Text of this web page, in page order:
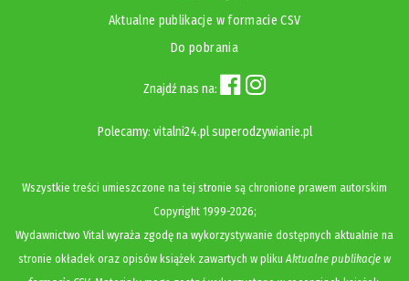
Aktualne publikacje w formacie CSV
Do pobrania
Znajdź nas na:
Polecamy: vitalni24.pl superodzywianie.pl
Wszystkie treści umieszczone na tej stronie są chronione prawem autorskim
Copyright1999-2026;
Wydawnictwo Vital wyraża zgodę na wykorzystywanie dostępnych aktualnie na
stronie okładek oraz opisów książek zawartych w plikuAktualne publikacje w